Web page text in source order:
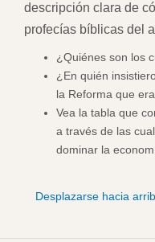
descripción clara de
profecías bíblicas del
¿Quiénes son los
¿En quién
la Reforma que
Vea la tabla que
a través de las
dominar la
Desplazarse hacia